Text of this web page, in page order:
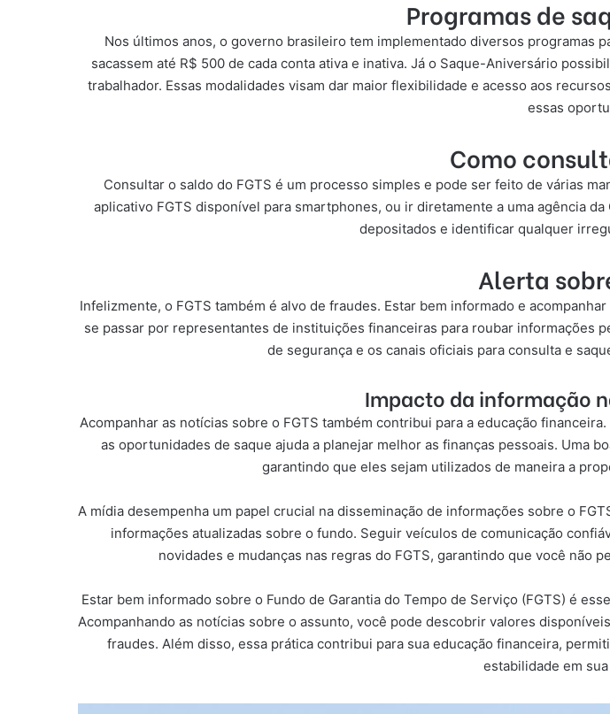
Programas de
Nos últimos anos, o governo brasileiro tem implementado diversos programas
sacassem até R$ 500 de cada conta ativa e inativa. Já o Saque-Aniversário
trabalhador. Essas modalidades visam dar maior flexibilidade e acesso aos
essas
Como
Consultar o saldo do FGTS é um processo simples e pode ser feito de várias
aplicativo FGTS disponível para smartphones, ou ir diretamente a uma agência
depositados e identificar qualquer
Alerta
Infelizmente, o FGTS também é alvo de fraudes. Estar bem informado e
se passar por representantes de instituições financeiras para roubar informações
de segurança e os canais oficiais para consulta e
Impacto da informação
Acompanhar as notícias sobre o FGTS também contribui para a educação
as oportunidades de saque ajuda a planejar melhor as finanças pessoais. Uma
garantindo que eles sejam utilizados de maneira a
A mídia desempenha um papel crucial na disseminação de informações sobre o
informações atualizadas sobre o fundo. Seguir veículos de comunicação
novidades e mudanças nas regras do FGTS, garantindo que você não
Estar bem informado sobre o Fundo de Garantia do Tempo de Serviço (FGTS) é
Acompanhando as notícias sobre o assunto, você pode descobrir valores
fraudes. Além disso, essa prática contribui para sua educação financeira,
estabilidade em